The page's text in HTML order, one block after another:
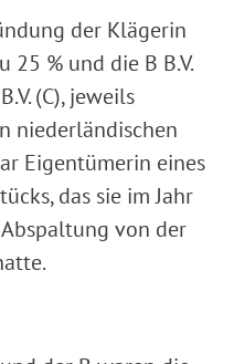
der Klägerin
25 % und die B B.V.
(C), jeweils
niederländischen
Eigentümerin eines
das sie im Jahr
von der